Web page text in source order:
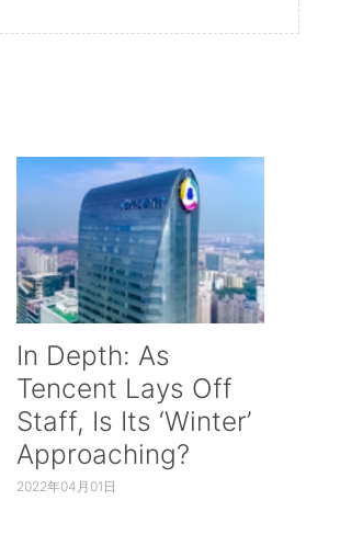
In Depth: As
Tencent Lays Off
Staff, Is Its ‘Winter’
Approaching?
2022年04月01日